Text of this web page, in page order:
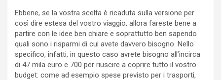
Ebbene, se la vostra scelta è ricaduta sulla versione per
così dire estesa del vostro viaggio, allora fareste bene a
partire con le idee ben chiare e soprattutto ben sapendo
quali sono i risparmi di cui avete davvero bisogno. Nello
specifico, infatti, in questo caso avrete bisogno all’incirca
di 47 mila euro e 700 per riuscire a coprire tutto il vostro
budget: come ad esempio spese previsto per i trasporti,